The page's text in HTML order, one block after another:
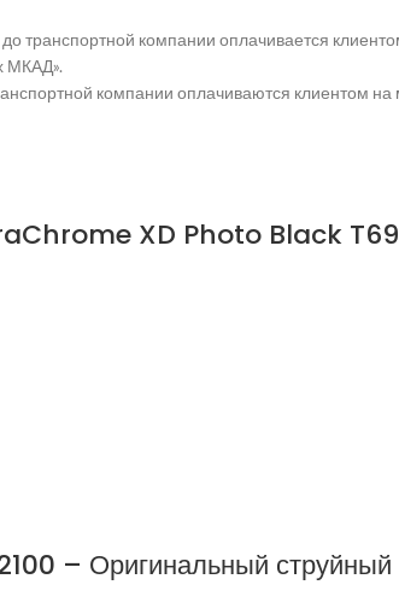
до транспортной компании оплачивается
МКАД».
компании оплачиваются клиентом на
XD Photo Black
– Оригинальный струйный